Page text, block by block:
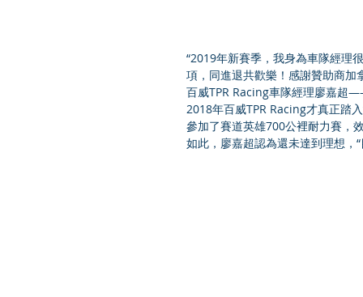
“2019年新賽季，我身為車隊經理
項，同進退共歡樂！感謝贊助商加
百威TPR Racing車隊經理廖嘉超
2018年百威TPR Racing才真正踏
參加了賽道英雄700公裡耐力賽，
如此，廖嘉超認為還未達到理想，